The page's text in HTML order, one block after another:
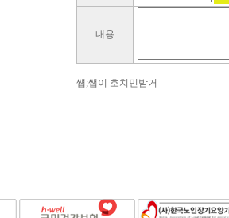
내용
썝;쌥이 호치민밤거